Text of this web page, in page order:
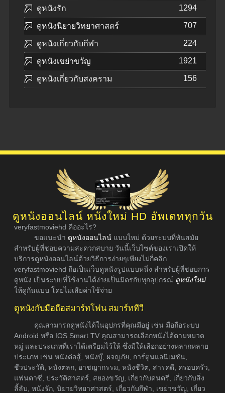
ดูหนังรัก 1294
ดูหนังนิยายวิทยาศาสตร์ 707
ดูหนังเกี่ยวกับกีฬา 224
ดูหนังเขย่าขวัญ 1921
ดูหนังเกี่ยวกับสงคราม 156
ดูหนังออนไลน์ หนังใหม่ HD อัพเดททุกวัน
veryfastmoviehd คืออะไร?
ขอแนะนำ ดูหนังออนไลน์ แบบใหม่ ด้วยระบบที่ทันสมัย
สำหรับผู้ที่ชอบความสะดวกสบาย วันนี้เว็บไซต์ของเราเปิดให้
บริการดูหนังออนไลน์ด้วยวิธีการง่ายๆเพียงไม่กี่คลิก
veryfastmoviehd ถือเป็นเว็บดูหนังรูปแบบหนึ่ง สำหรับผู้ที่ชอบการ
ดูหนัง เป็นระบบที่ใช้งานได้ง่ายเป็นมิตรกับทุกอุปกรณ์ ดูหนังใหม่
ให้ดูกันแบบ โดยไม่เสียค่าใช้จ่าย
ดูหนังกับมือถือสมาร์ทโฟน สมาร์ททีวี
คุณสามารถดูหนังได้ในอุปกรที่คุณมีอยู่ เช่น มือถือระบบ
Android หรือ IOS Smart TV คุณสามารถเลือกหนังได้ตามหมวด
หมู่ และประเภทที่เราได้เตรียมไว้ให้ ซึ่งมีให้เลือกอย่างหลากหลาย
ประเภท เช่น หนังต่อสู้, หนังบู๊, ผจญภัย, การ์ตูนแอนิเมชัน,
ชีวประวัติ, หนังตลก, อาชญากรรม, หนังชีวิต, สารคดี, ครอบครัว,
แฟนตาซี, ประวัติศาสตร์, สยองขวัญ, เกี่ยวกับดนตรี, เกี่ยวกับสิ่ง
ลี้ลับ, หนังรัก, นิยายวิทยาศาสตร์, เกี่ยวกับกีฬา, เขย่าขวัญ, เกี่ยว